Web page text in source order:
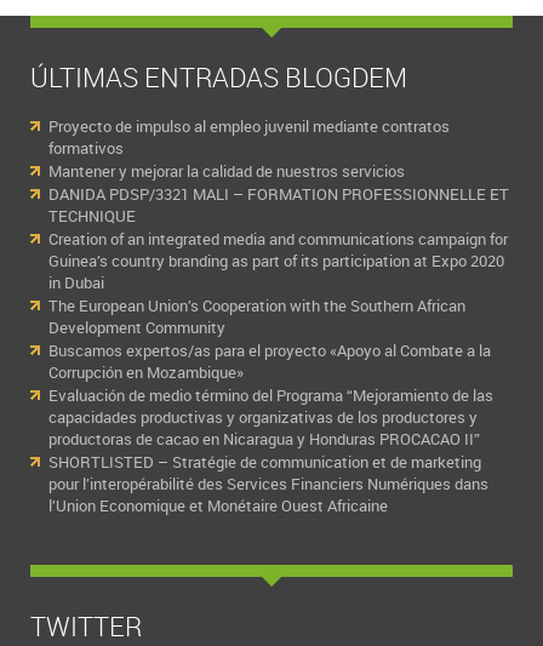
ÚLTIMAS ENTRADAS BLOGDEM
Proyecto de impulso al empleo juvenil mediante contratos
formativos
Mantener y mejorar la calidad de nuestros servicios
DANIDA PDSP/3321 MALI – FORMATION PROFESSIONNELLE ET
TECHNIQUE
Creation of an integrated media and communications campaign for
Guinea’s country branding as part of its participation at Expo 2020
in Dubai
The European Union’s Cooperation with the Southern African
Development Community
Buscamos expertos/as para el proyecto «Apoyo al Combate a la
Corrupción en Mozambique»
Evaluación de medio término del Programa “Mejoramiento de las
capacidades productivas y organizativas de los productores y
productoras de cacao en Nicaragua y Honduras PROCACAO II”
SHORTLISTED – Stratégie de communication et de marketing
pour l’interopérabilité des Services Financiers Numériques dans
l’Union Economique et Monétaire Ouest Africaine
TWITTER